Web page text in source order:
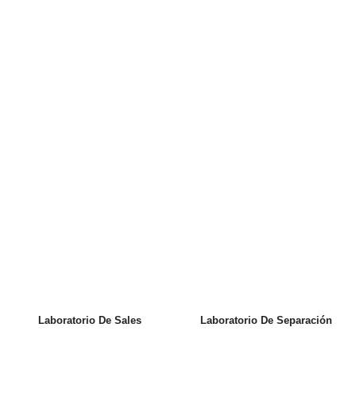
Laboratorio De Sales Laboratorio De Separación